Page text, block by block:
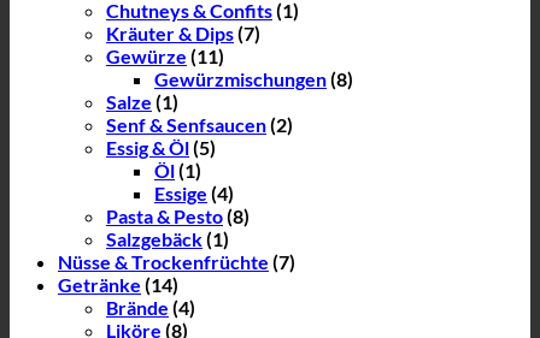
Chutneys & Confits(1)
Kräuter & Dips(7)
Gewürze (11)
Gewürzmischungen(8)
Salze (1)
Senf & Senfsaucen(2)
Essig & Öl(5)
Öl(1)
Essige (4)
Pasta & Pesto(8)
Salzgebäck(1)
Nüsse & Trockenfrüchte (7)
Getränke (14)
Brände (4)
Liköre (8)